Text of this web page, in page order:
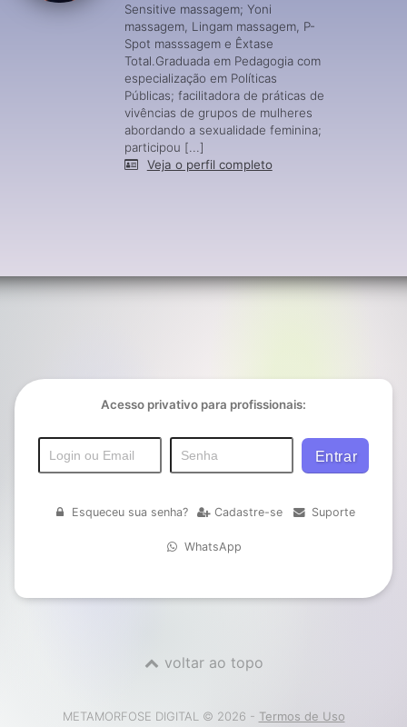
Sensitive massagem; Yoni
massagem, Lingam massagem, P-
Spot masssagem e Êxtase
Total.Graduada em Pedagogia com
especialização em Políticas
Públicas; facilitadora de práticas de
vivências de grupos de mulheres
abordando a sexualidade feminina;
participou [...]
Veja o perfil completo
Acesso privativo para profissionais:
Esqueceu sua senha? Cadastre-se Suporte
WhatsApp
voltar ao topo
METAMORFOSE DIGITAL © 2026 - Termos de Uso